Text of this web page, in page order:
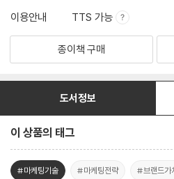
이용안내 TTS 가능
종이책 구매
도서정보
이 상품의 태그
#마케팅기술 #마케팅전략 #브랜드가